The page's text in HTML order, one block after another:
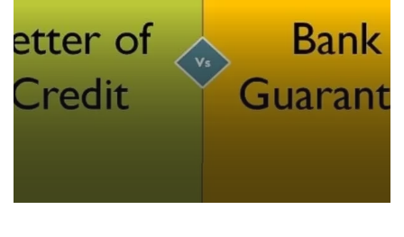
السرية ” حفظ الأسرار ” - الإستقلالية والموضوعية . - المصداقية . -
العلاقة الجيدة مع الزملاء المحاسبين في المهنة . - دعم ومعاونة